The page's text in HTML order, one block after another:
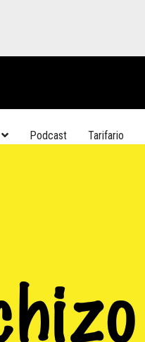
Podcast Tarifario